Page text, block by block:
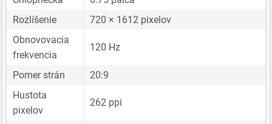
Rozlíšenie
720 × 1612 pixelov
Obnovovacia
frekvencia
120 Hz
Pomer strán
20:9
Hustota
pixelov
262 ppi